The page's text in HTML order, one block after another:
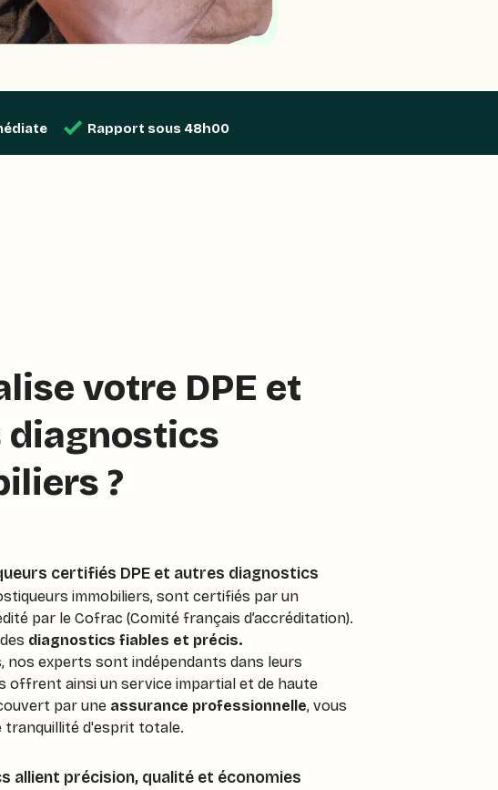
Rapport sous 48h00
votre DPE et
diagnostics
?
certifiés DPE et autres diagnostics
immobiliers, sont certifiés par un
par le Cofrac (Comité français d’accréditation).
diagnostics fiables et précis.
nos experts sont indépendants dans leurs
offrent ainsi un service impartial et de haute
par une assurance professionnelle, vous
d'esprit totale.
allient précision, qualité et économies